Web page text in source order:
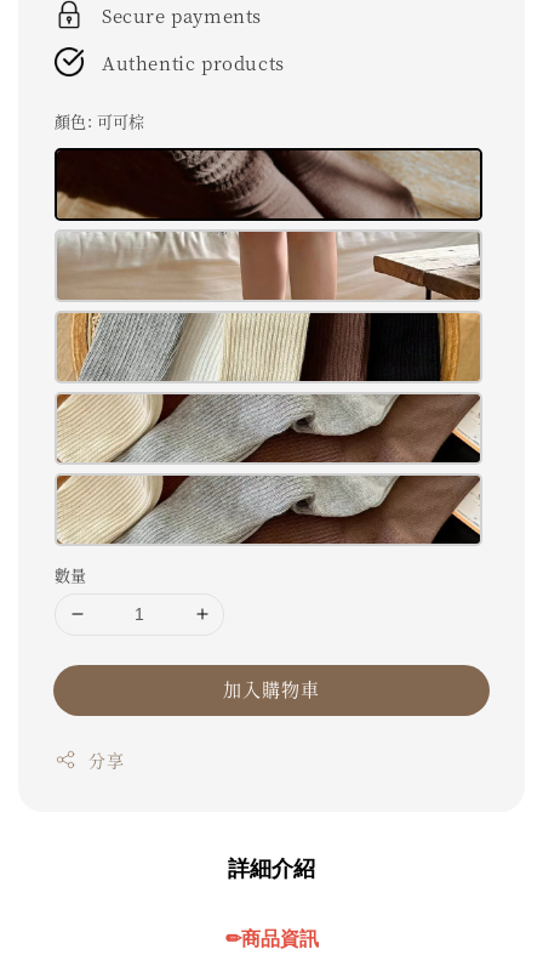
Secure payments
Authentic products
顏色: 可可棕
數量
加入購物車
分享
詳細介紹
✏商品資訊